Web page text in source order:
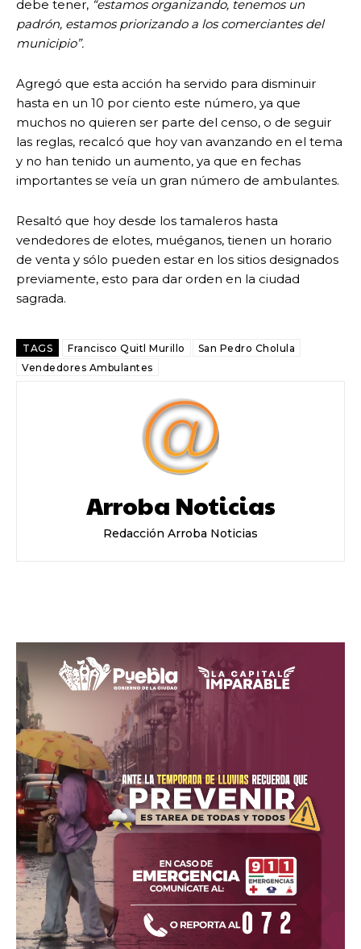
debe tener, “estamos organizando, tenemos un
padrón, estamos priorizando a los comerciantes del
municipio”.
Agregó que esta acción ha servido para disminuir
hasta en un 10 por ciento este número, ya que
muchos no quieren ser parte del censo, o de seguir
las reglas, recalcó que hoy van avanzando en el tema
y no han tenido un aumento, ya que en fechas
importantes se veía un gran número de ambulantes.
Resaltó que hoy desde los tamaleros hasta
vendedores de elotes, muéganos, tienen un horario
de venta y sólo pueden estar en los sitios designados
previamente, esto para dar orden en la ciudad
sagrada.
TAGS Francisco Quitl Murillo
San Pedro Cholula
Vendedores Ambulantes
Arroba Noticias
Redacción Arroba Noticias